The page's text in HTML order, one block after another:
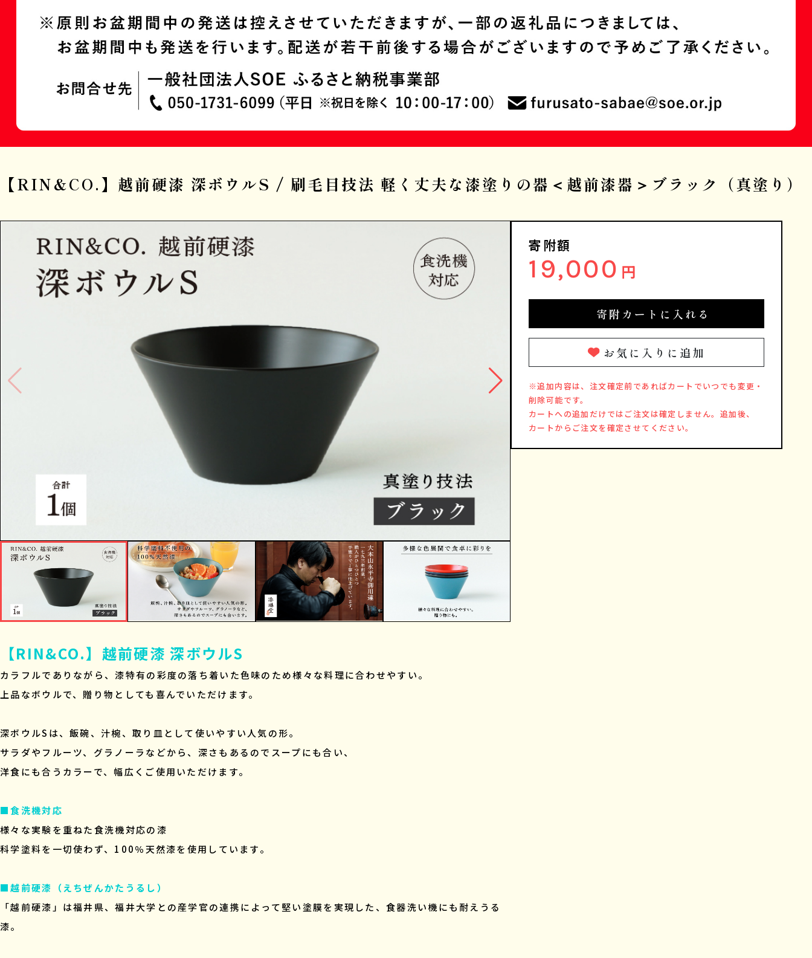
【RIN&CO.】越前硬漆 深ボウルS / 刷毛目技法 軽く丈夫な漆塗りの器＜越前漆器＞ブラック（真塗り）
寄附額
19,000 円
寄附カートに入れる
お気に入りに追加
※追加内容は、注文確定前であればカートでいつでも変更・
削除可能です。
カートへの追加だけではご注文は確定しません。追加後、
カートからご注文を確定させてください。
【RIN&CO.】越前硬漆 深ボウルS
カラフルでありながら、漆特有の彩度の落ち着いた色味のため様々な料理に合わせやすい。
上品なボウルで、贈り物としても喜んでいただけます。
深ボウルSは、飯碗、汁椀、取り皿として使いやすい人気の形。
サラダやフルーツ、グラノーラなどから、深さもあるのでスープにも合い、
洋食にも合うカラーで、幅広くご使用いただけます。
■食洗機対応
様々な実験を重ねた食洗機対応の漆
科学塗料を一切使わず、100％天然漆を使用しています。
■越前硬漆（えちぜんかたうるし）
「越前硬漆」は福井県、福井大学との産学官の連携によって堅い塗膜を実現した、食器洗い機にも耐えうる
漆。